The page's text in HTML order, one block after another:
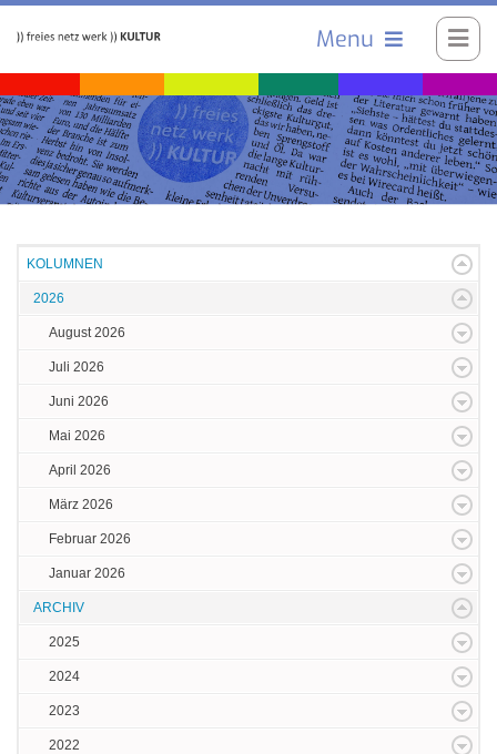
Menu
KOLUMNEN
2026
August 2026
Juli 2026
Juni 2026
Mai 2026
April 2026
März 2026
Februar 2026
Januar 2026
ARCHIV
2025
2024
2023
2022